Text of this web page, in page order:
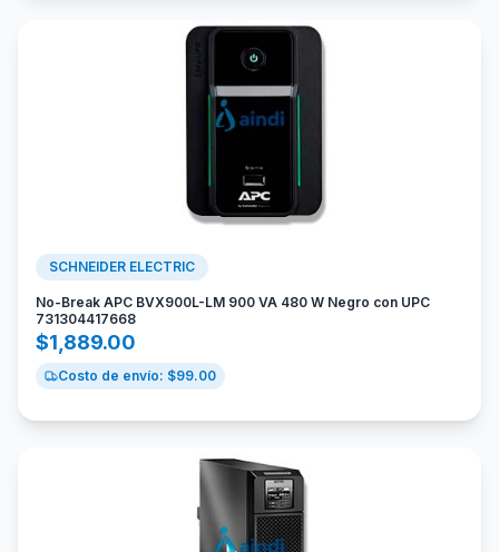
SCHNEIDER ELECTRIC
No-Break APC BVX900L-LM 900 VA 480 W Negro con UPC
731304417668
$1,889.00
Costo de envío: $99.00